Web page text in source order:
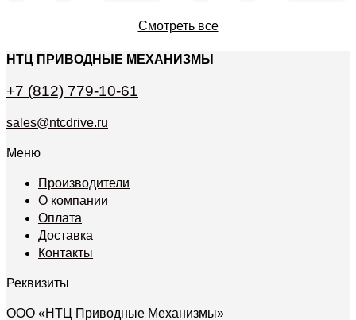
Смотреть все
НТЦ ПРИВОДНЫЕ МЕХАНИЗМЫ
+7 (812) 779-10-61
sales@ntcdrive.ru
Меню
Производители
О компании
Оплата
Доставка
Контакты
Реквизиты
ООО «НТЦ Приводные Механизмы»